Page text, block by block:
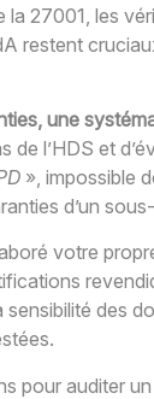
la 27001, les
restent
une
de l’HDS et
», impossible
d’un
votre
sensibilité des
pour auditer